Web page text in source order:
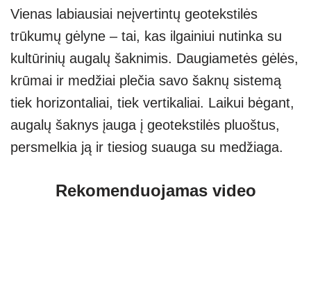
Vienas labiausiai neįvertintų geotekstilės
trūkumų gėlyne – tai, kas ilgainiui nutinka su
kultūrinių augalų šaknimis. Daugiametės gėlės,
krūmai ir medžiai plečia savo šaknų sistemą
tiek horizontaliai, tiek vertikaliai. Laikui bėgant,
augalų šaknys įauga į geotekstilės pluoštus,
persmelkia ją ir tiesiog suauga su medžiaga.
Rekomenduojamas video